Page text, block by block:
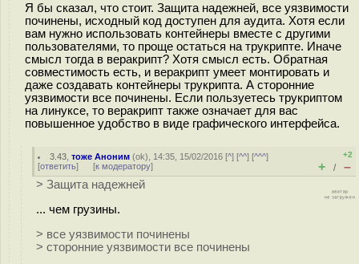
Я бы сказал, что стоит. Защита надежней, все уязвимости
починены, исходный код доступен для аудита. Хотя если
вам нужно использовать контейнеры вместе с другими
пользователями, то проще остаться на трукрипте. Иначе
смысл тогда в веракрипт? Хотя смысл есть. Обратная
совместимость есть, и веракрипт умеет монтировать и
даже создавать контейнеры трукрипта. А сторонние
уязвимости все починены. Если пользуетесь трукриптом
на линуксе, то веракрипт также означает для вас
повышенное удобство в виде графического интерфейса.
3.43 ,тоже Аноним (ok), 14:35, 15/02/2016 [^] [^^] [^^^]
[ответить] [к модератору]
+2
+ / –
> Защита надежней
... чем грузины.
> все уязвимости починены
> сторонние уязвимости все починены